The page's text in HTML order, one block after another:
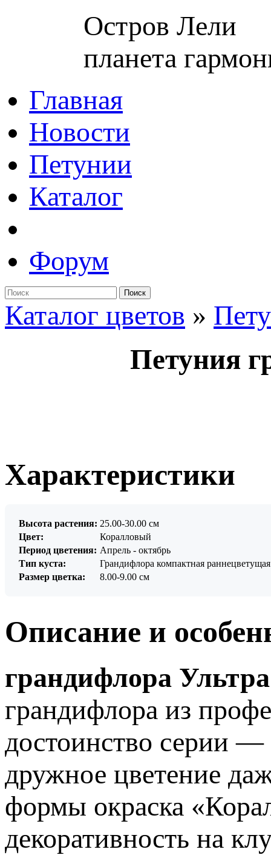
Остров Лели
планета
Главная
Новости
Петунии
Каталог
Форум
Поиск
Каталог цветов »
Петуния
Характеристики
Высота растения: 25.00-30.00 см
Цвет:
Коралловый
Период цветения: Апрель - октябрь
Тип куста:
Грандифлора компактная раннецветущая
Размер цветка:
8.00-9.00 см
Описание и
грандифлора
грандифлора из
достоинство серии
дружное цветение
формы окраска
декоративность на